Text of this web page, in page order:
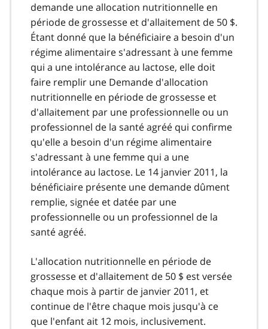
demande une allocation nutritionnelle en
période de grossesse et d'allaitement de 50 $.
Étant donné que la bénéficiaire a besoin d'un
régime alimentaire s'adressant à une femme
qui a une intolérance au lactose, elle doit
faire remplir une Demande d'allocation
nutritionnelle en période de grossesse et
d'allaitement par une professionnelle ou un
professionnel de la santé agréé qui confirme
qu'elle a besoin d'un régime alimentaire
s'adressant à une femme qui a une
intolérance au lactose. Le 14 janvier 2011, la
bénéficiaire présente une demande dûment
remplie, signée et datée par une
professionnelle ou un professionnel de la
santé agréé.
L'allocation nutritionnelle en période de
grossesse et d'allaitement de 50 $ est versée
chaque mois à partir de janvier 2011, et
continue de l'être chaque mois jusqu'à ce
que l'enfant ait 12 mois, inclusivement.